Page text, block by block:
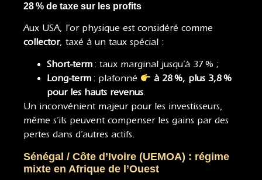
28 % de taxe sur les profits
Aux USA, l’or physique est considéré comme
collector, taxé à un taux spécial :
Short-term : taux marginal jusqu’à 37 % ;
Long-term : plafonné
à 28 %, plus 3,8 %
pour les hauts revenus.
Un inconvénient majeur pour les investisseurs,
même s’ils peuvent compenser les gains par des
pertes dans d’autres actifs.
Sénégal / Côte d’Ivoire (UEMOA) : régime
mixte en Afrique de l’Ouest